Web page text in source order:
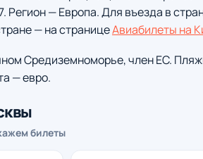
Регион — Европа. Для въезда в
— на страницеАвиабилеты на
Средиземноморье, член ЕС.
— евро.
билеты